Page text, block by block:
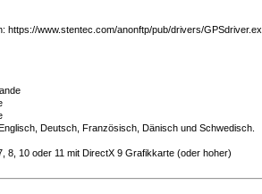
https://www.stentec.com/anonftp/pub/drivers/
Deutsch, Französisch, Dänisch und Schwedisch.
8, 10 oder 11 mit DirectX 9 Grafikkarte (oder hoher)